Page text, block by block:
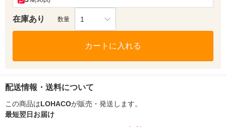
在庫あり 数量 1
カートに入れる
配送情報・送料について
この商品はLOHACOが販売・発送します。
最短翌日お届け